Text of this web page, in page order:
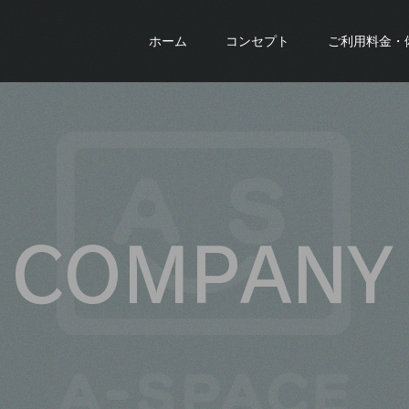
ホーム コンセプト ご利用料金・